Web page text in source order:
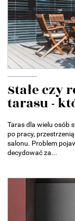
Stałe czy
tarasu -
Taras dla wielu osób
po pracy,
salonu. Problem
decydować za...